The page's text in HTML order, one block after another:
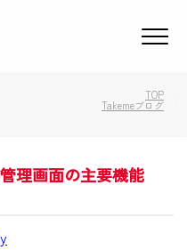
メニ
TOP
Takemeブログ
理画面の主要機能